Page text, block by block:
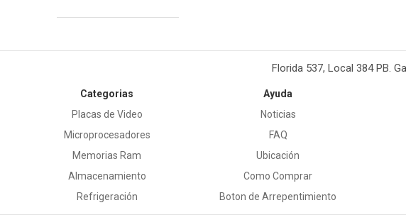
Florida 537, Local 384 PB.
Categorias
Placas de Video
Microprocesadores
Memorias Ram
Almacenamiento
Refrigeración
Ayuda
Noticias
FAQ
Ubicación
Como Comprar
Boton de Arrepentimiento